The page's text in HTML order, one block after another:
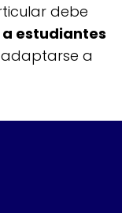
debe
estudiantes
a